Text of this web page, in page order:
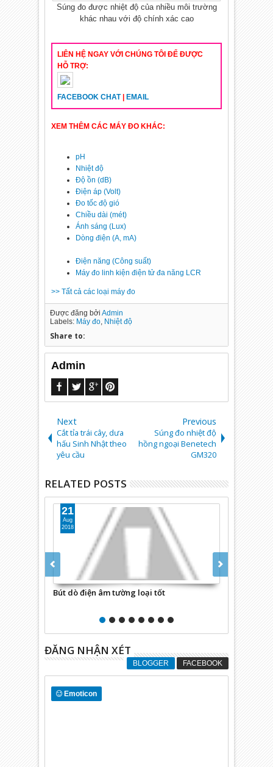
Súng đo được nhiệt độ của nhiều môi trường
khác nhau với độ chính xác cao
LIÊN HỆ NGAY VỚI CHÚNG TÔI ĐỂ ĐƯỢC
HỖ TRỢ:
FACEBOOK CHAT| EMAIL
XEM THÊM CÁC MÁY ĐO KHÁC:
pH
Nhiệt độ
Độ ồn (dB)
Điện áp (Volt)
Đo tốc độ gió
Chiều dài (mét)
Ánh sáng (Lux)
Dòng điện (A, mA)
Điện năng (Công suất)
Máy đo linh kiện điện tử đa năng LCR
>> Tất cả các loại máy đo
Được đăng bởiAdmin
Labels: Máy đo, Nhiệt độ
Share to:
Admin
Next
Cắt tỉa trái cây, dưa
hấu Sinh Nhật theo
yêu cầu
Previous
Súng đo nhiệt độ
hồng ngoại Benetech
GM320
RELATED POSTS
Bút dò điện âm tường loại tốt
ĐĂNG NHẬN XÉT
BLOGGER FACEBOOK
Emoticon